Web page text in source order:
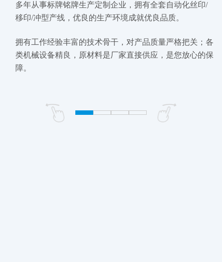
多年从事标牌铭牌生产定制企业，拥有全套自动化丝印/
移印/冲型产线，优良的生产环境成就优良品质。
拥有工作经验丰富的技术骨干，对产品质量严格把关；各
类机械设备精良，原材料是厂家直接供应，是您放心的保
障。